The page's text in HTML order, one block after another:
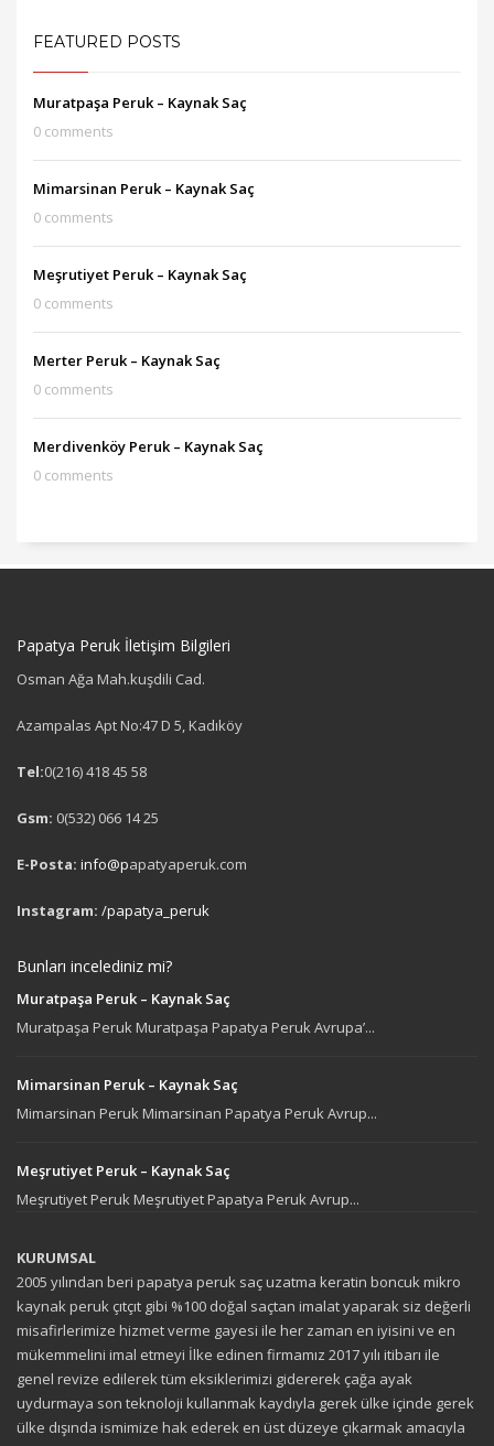
FEATURED POSTS
Muratpaşa Peruk – Kaynak Saç
0 comments
Mimarsinan Peruk – Kaynak Saç
0 comments
Meşrutiyet Peruk – Kaynak Saç
0 comments
Merter Peruk – Kaynak Saç
0 comments
Merdivenköy Peruk – Kaynak Saç
0 comments
Papatya Peruk İletişim Bilgileri
Osman Ağa Mah.kuşdili Cad.
Azampalas Apt No:47 D 5, Kadıköy
Tel:0(216) 418 45 58
Gsm: 0(532) 066 14 25
E-Posta: info@papatyaperuk.com
Instagram: /papatya_peruk
Bunları incelediniz mi?
Muratpaşa Peruk – Kaynak Saç
Muratpaşa Peruk Muratpaşa Papatya Peruk Avrupa’...
Mimarsinan Peruk – Kaynak Saç
Mimarsinan Peruk Mimarsinan Papatya Peruk Avrup...
Meşrutiyet Peruk – Kaynak Saç
Meşrutiyet Peruk Meşrutiyet Papatya Peruk Avrup...
KURUMSAL
2005 yılından beri papatya peruk saç uzatma keratin boncuk mikro
kaynak peruk çıtçıt gibi %100 doğal saçtan imalat yaparak siz değerli
misafirlerimize hizmet verme gayesi ile her zaman en iyisini ve en
mükemmelini imal etmeyi İlke edinen firmamız 2017 yılı itibarı ile
genel revize edilerek tüm eksiklerimizi gidererek çağa ayak
uydurmaya son teknoloji kullanmak kaydıyla gerek ülke içinde gerek
ülke dışında ismimize hak ederek en üst düzeye çıkarmak amacıyla